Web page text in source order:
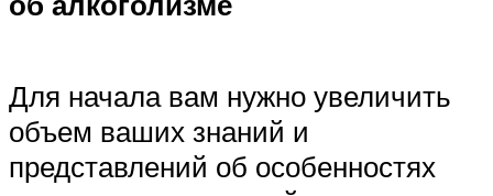
Для начала вам нужно увеличить
объем ваших знаний и
представлений об особенностях